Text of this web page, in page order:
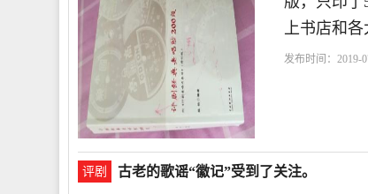
上书店和
发布时间：2019-
评剧 古老的歌谣“徽记”受到了关注。